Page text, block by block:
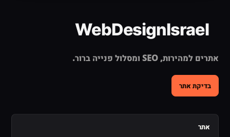
אתרים למהירות, SEO ומסלול פנייה ברור.
בדיקת אתר
אתר